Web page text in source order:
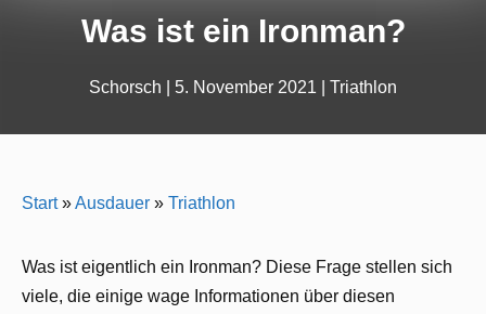
Was ist ein Ironman?
Schorsch 5. November 2021 Triathlon
Start»Ausdauer » Triathlon
Was ist eigentlich ein Ironman? Diese Frage stellen sich
viele, die einige wage Informationen über diesen